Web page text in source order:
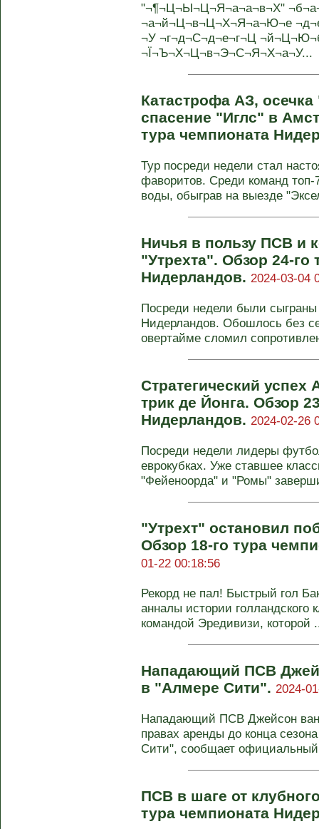
"¬¶¬Ц¬Ы¬Ц¬Я¬а¬а¬в¬Х"
¬а¬й¬Ц¬в¬Ц¬Х¬Я¬а¬Ю¬е
¬У ¬г¬д¬С¬д¬е¬г¬Ц
¬Ї¬Ъ¬Х¬Ц¬в¬Э¬С¬Я¬Х¬а¬У...
Катастрофа АЗ,
спасение "Иглс" в
тура чемпионата
Тур посреди недели стал
фаворитов. Среди команд
воды, обыграв на выезде
Ничья в пользу ПСВ и
"Утрехта". Обзор 24-го
Нидерландов. 2024-03-04
Посреди недели были
Нидерландов. Обошлось без
овертайме сломил
Стратегический
трик де Йонга. Обзор
Нидерландов. 2024-02-26
Посреди недели лидеры
еврокубках. Уже ставшее
"Фейеноорда" и "Ромы"
"Утрехт" остановил
Обзор 18-го тура
01-22 00:18:56
Рекорд не пал! Быстрый гол
анналы истории голландского
командой Эредивизи, которой
Нападающий ПСВ
в "Алмере Сити". 2024-
Нападающий ПСВ Джейсон ван
правах аренды до конца
Сити", сообщает
ПСВ в шаге от
тура чемпионата